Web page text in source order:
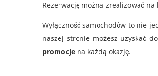
Rezerwację można zrealizować
Wyłączność samochodów to nie
naszej stronie możesz uzyskać
promocje na każdą okazję.